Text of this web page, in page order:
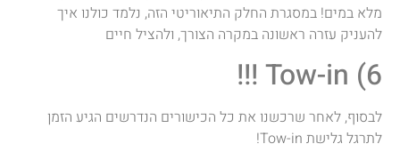
מלא במים! במסגרת החלק התיאוריטי הזה, נלמד כולנו איך
להעניק עזרה ראשונה במקרה הצורך, ולהציל חיים
6) Tow-in !!!
לבסוף, לאחר שרכשנו את כל הכישורים הנדרשים הגיע הזמן
לתרגל גלישת Tow-in!